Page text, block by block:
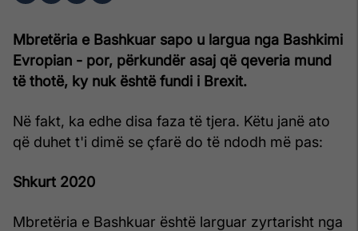
Mbretëria e Bashkuar sapo u largua nga Bashkimi
Evropian - por, përkundër asaj që qeveria mund
të thotë, ky nuk është fundi i Brexit.
Në fakt, ka edhe disa faza të tjera. Këtu janë ato
që duhet t'i dimë se çfarë do të ndodh më pas:
Shkurt 2020
Mbretëria e Bashkuar është larguar zyrtarisht nga